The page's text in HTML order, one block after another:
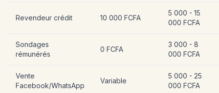
Revendeur crédit 10 000 FCFA
5 000 - 15
000 FCFA
Sondages
rémunérés
0 FCFA
3 000 - 8
000 FCFA
Vente
Facebook/WhatsApp
Variable
5 000 - 25
000 FCFA